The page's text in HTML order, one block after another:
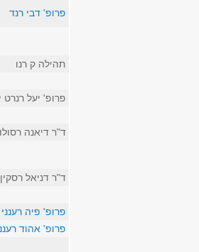
פרופ' דבי רנד
תהילה ק רנו
פרופ' יעל רנרט
ד"ר דיאנה
ד"ר דניאל רסקין
פרופ' פיה רענני
פרופ' אהוד